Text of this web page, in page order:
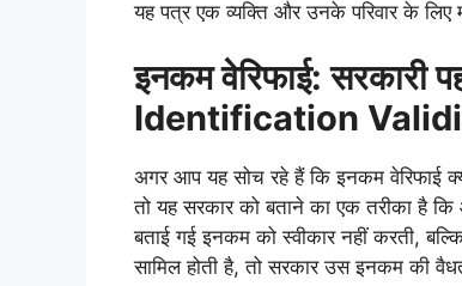
यह पत्र एक व्यक्ति और उनके परिवार के लिए
इनकम वेरिफाई: सरकारी
Identification
अगर आप यह सोच रहे हैं कि इनकम वेरिफाई
तो यह सरकार को बताने का एक तरीका है
बताई गई इनकम को स्वीकार नहीं करती,
सामिल होती है, तो सरकार उस इनकम की